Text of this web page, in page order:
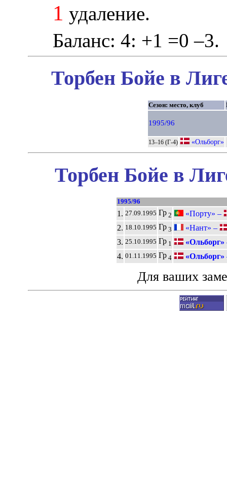
1 удаление.
Баланс: 4: +1 =0 –3.
Торбен Бойе в
Сезон: место, клуб
1995/96
13–16 (Г-4) «Ольборг»
Торбен Бойе в
1995/96
1. 27.09.1995 Гр 2
«Порту» –
2. 18.10.1995 Гр 3
«Нант» –
3. 25.10.1995 Гр 1 «Ольборг»
4. 01.11.1995 Гр 4 «Ольборг»
Для ваших